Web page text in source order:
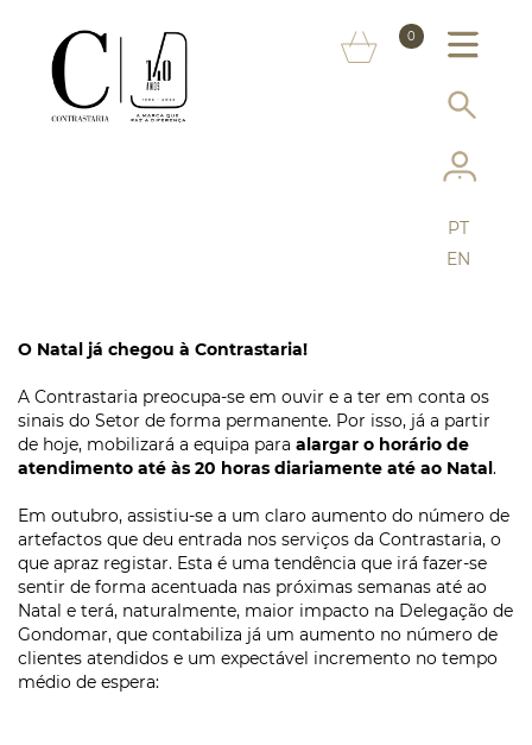
0
INFORMAÇÃO AO CONSUMIDOR
SERVIÇOS
MAIS CONTRASTARIA
PT
EN
O Natal já chegou à Contrastaria!
A Contrastaria preocupa-se em ouvir e a ter em conta os
sinais do Setor de forma permanente. Por isso, já a partir
de hoje, mobilizará a equipa para alargar o horário de
atendimento até às 20 horas diariamente até ao Natal.
Em outubro, assistiu-se a um claro aumento do número de
artefactos que deu entrada nos serviços da Contrastaria, o
que apraz registar. Esta é uma tendência que irá fazer-se
sentir de forma acentuada nas próximas semanas até ao
Natal e terá, naturalmente, maior impacto na Delegação de
Gondomar, que contabiliza já um aumento no número de
clientes atendidos e um expectável incremento no tempo
médio de espera: